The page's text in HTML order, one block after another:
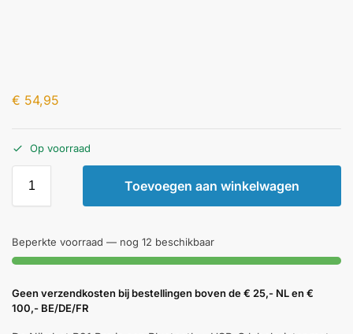
€ 54,95
Op voorraad
Toevoegen aan winkelwagen
Beperkte voorraad — nog 12 beschikbaar
Geen verzendkosten bij bestellingen boven de € 25,- NL en €
100,- BE/DE/FR